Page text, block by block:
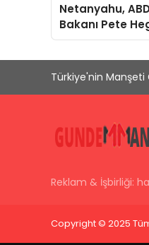
Netanyahu,
Bakanı Pete
Türkiye'nin
Reklam & İşbirliği:
Copyright © 2025 Tüm